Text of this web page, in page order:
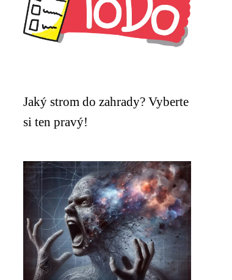
Jaký strom do zahrady? Vyberte
si ten pravý!